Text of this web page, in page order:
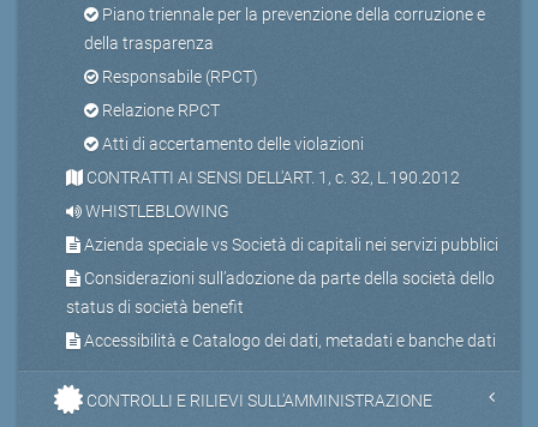
Piano triennale per la prevenzione della corruzione e
della trasparenza
Responsabile (RPCT)
Relazione RPCT
Atti di accertamento delle violazioni
CONTRATTI AI SENSI DELL'ART. 1, c. 32, L.190.2012
WHISTLEBLOWING
Azienda speciale vs Società di capitali nei servizi pubblici
Considerazioni sull’adozione da parte della società dello
status di società benefit
Accessibilità e Catalogo dei dati, metadati e banche dati
CONTROLLI E RILIEVI SULL'AMMINISTRAZIONE